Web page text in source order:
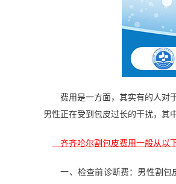
费用是一方面，其实有的人对于
男性正在受到包皮过长的干扰，其
齐齐哈尔割包皮费用一般从以
一、检查前诊断费：男性割包皮